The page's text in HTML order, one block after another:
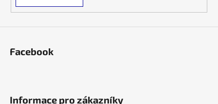
u
Facebook
Informace pro zákazníky